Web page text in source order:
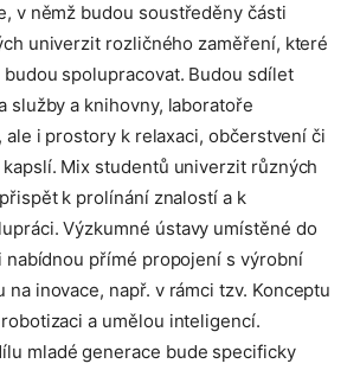
v němž budou soustředěny části
univerzit rozličného zaměření, které
spolupracovat. Budou sdílet
služby a knihovny, laboratoře
ale i prostory k relaxaci, občerstvení či
Mix studentů univerzit různých
k prolínání znalostí a k
Výzkumné ústavy umístěné do
nabídnou přímé propojení s výrobní
na inovace, např. v rámci tzv. Konceptu
a umělou inteligencí.
mladé generace bude specificky